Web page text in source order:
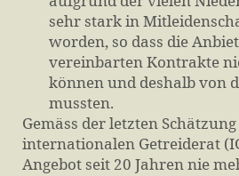
sehr stark in
worden, so dass die
vereinbarten Kontrakte
können und deshalb von
mussten.
Gemäss der letzten Schätzung
internationalen Getreiderat
Angebot seit 20 Jahren nie